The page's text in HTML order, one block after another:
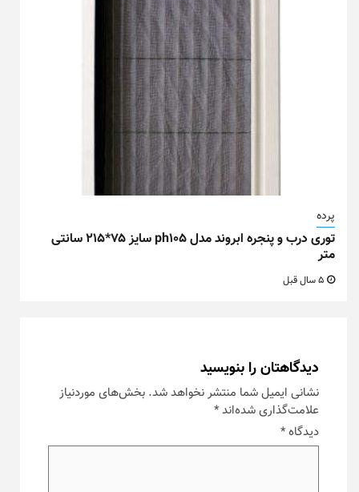
پرده
توری درب و پنجره ابروند مدل ph105 سایز ۷۵*۲۱۵ سانتی
متر
دیدگاهتان را بنویسید
نشانی ایمیل شما منتشر نخواهد شد. بخش‌های موردنیاز
علامت‌گذاری شده‌اند*
دیدگاه*